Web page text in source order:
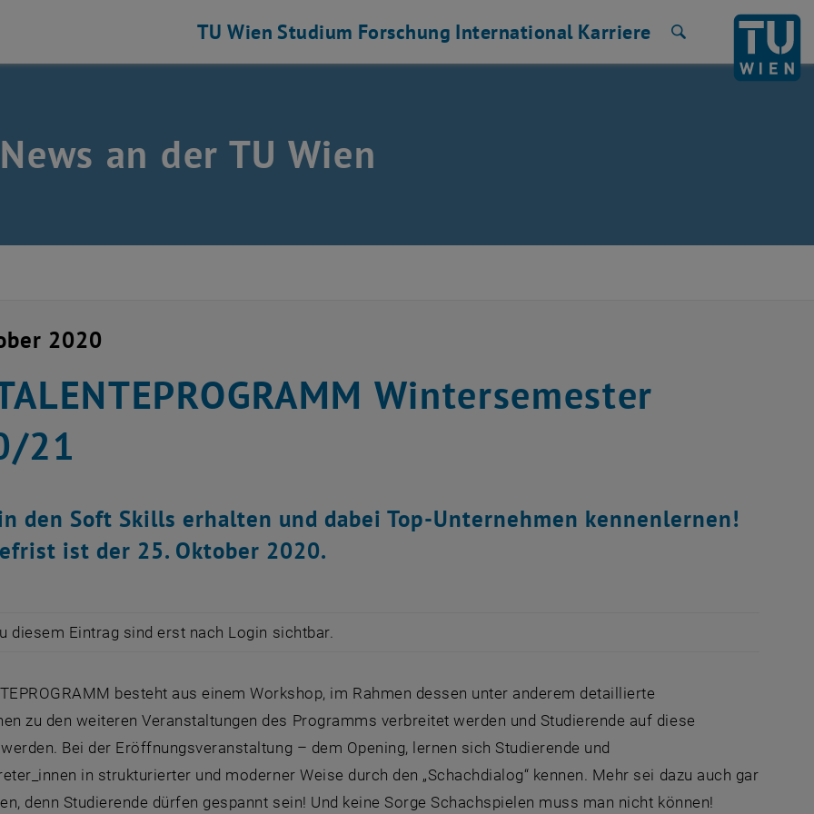
TU Wien Studium Forschung International Karriere
an der TU Wien
2020
Wintersemester
21
in den Soft Skills erhalten und dabei Top-Unternehmen kennenlernen!
ist der 25. Oktober 2020.
diesem Eintrag sind erst nach Login sichtbar.
besteht aus einem Workshop, im Rahmen dessen unter anderem detaillierte
zu den weiteren Veranstaltungen des Programms verbreitet werden und Studierende auf diese
Bei der Eröffnungsveranstaltung – dem Opening, lernen sich Studierende und
in strukturierter und moderner Weise durch den „Schachdialog“ kennen. Mehr sei dazu auch gar
denn Studierende dürfen gespannt sein! Und keine Sorge Schachspielen muss man nicht können!